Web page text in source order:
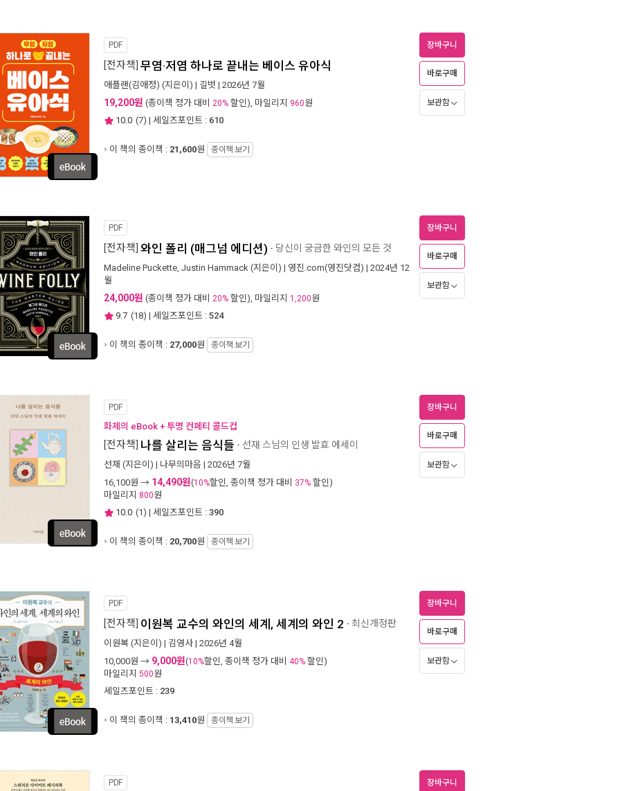
PDF
[전자책] 무염·저염 하나로 끝내는 베이스 유아식
애플랜(김애정) (지은이) | 길벗 | 2026년 7월
19,200원 (종이책 정가 대비 20% 할인), 마일리지 960원
10.0 (7) | 세일즈포인트 : 610
이 책의 종이책 : 21,600원 종이책 보기
장바구니
바로구매
보관함
PDF
[전자책] 와인 폴리 (매그넘 에디션) - 당신이 궁금한 와인의 모든 것
Madeline Puckette, Justin Hammack (지은이) | 영진.com(영진닷컴) | 2024년 12
월
24,000원 (종이책 정가 대비 20% 할인), 마일리지 1,200원
9.7 (18) | 세일즈포인트 : 524
이 책의 종이책 : 27,000원 종이책 보기
장바구니
바로구매
보관함
PDF
화제의 eBook + 투명 컨페티 콜드컵
[전자책] 나를 살리는 음식들 - 선재 스님의 인생 발효 에세이
선재 (지은이) | 나무의마음 | 2026년 7월
16,100원 → 14,490원(10%할인, 종이책 정가 대비 37% 할인)
마일리지 800원
10.0 (1) | 세일즈포인트 : 390
이 책의 종이책 : 20,700원 종이책 보기
장바구니
바로구매
보관함
PDF
[전자책] 이원복 교수의 와인의 세계, 세계의 와인 2 - 최신개정판
이원복 (지은이) | 김영사 | 2026년 4월
10,000원 → 9,000원(10%할인, 종이책 정가 대비 40% 할인)
마일리지 500원
세일즈포인트 : 239
이 책의 종이책 : 13,410원 종이책 보기
장바구니
바로구매
보관함
PDF 장바구니